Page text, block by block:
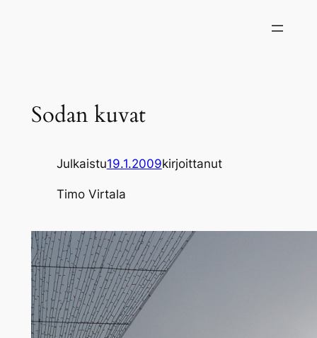
Sodan kuvat
Julkaistu19.1.2009kirjoittanut
Timo Virtala